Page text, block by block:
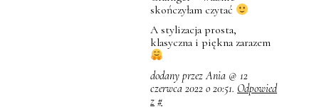
skończyłam czytać
A stylizacja prosta,
klasyczna i piękna zarazem
dodany przez Ania @ 12
czerwca 2022 o 20:51. Odpowied
z #